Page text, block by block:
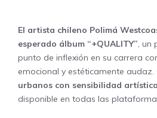
El artista chileno Polimá
esperado álbum “+QUALITY”, un
punto de inflexión en su carrera
emocional y estéticamente audaz.
urbanos con sensibilidad artística
disponible en todas las